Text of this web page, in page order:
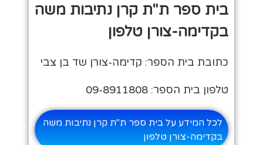
בית ספר ת"ת קרן נתיבות משה
בקדימה-צורן טלפון
כתובת בית הספר: קדימה-צורן שד בן צבי
טלפון בית הספר: 09-8911808
לכל המידע על בית ספר ת"ת קרן נתיבות משה
בקדימה-צורן טלפון